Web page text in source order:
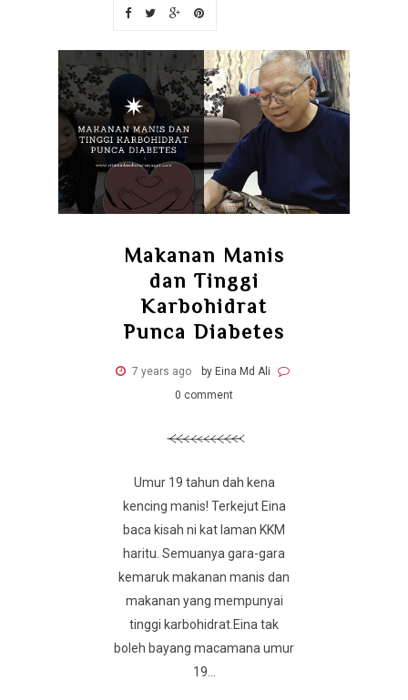
Makanan Manis
dan Tinggi
Karbohidrat
Punca Diabetes
7 years ago
by Eina Md Ali
0 comment
Umur 19 tahun dah kena
kencing manis! Terkejut Eina
baca kisah ni kat laman KKM
haritu. Semuanya gara-gara
kemaruk makanan manis dan
makanan yang mempunyai
tinggi karbohidrat.Eina tak
boleh bayang macamana umur
19...